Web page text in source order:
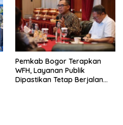
Pemkab Bogor Terapkan
WFH, Layanan Publik
Dipastikan Tetap Berjalan